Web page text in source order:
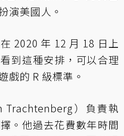
演美國人。
2020 年 12 月 18 日上
到這種安排，可以合理
戲的 R 級標準。
Trachtenberg）負責執
。他過去花費數年時間